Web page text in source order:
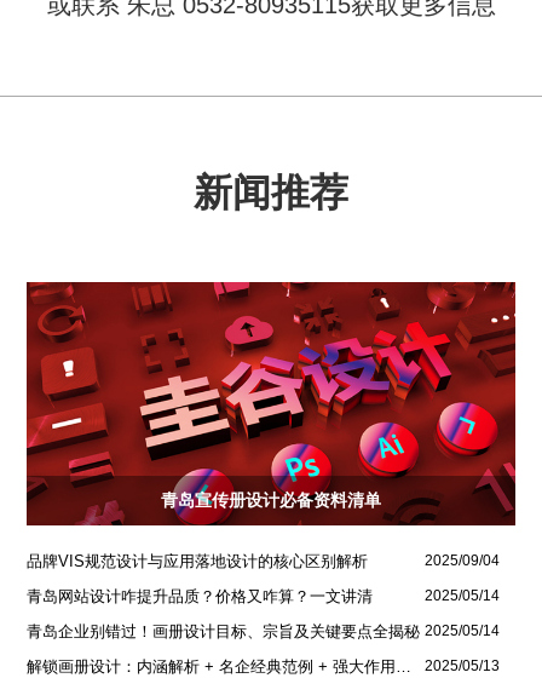
新闻推荐
青岛宣传册设计必备资料清单
品牌VIS规范设计与应用落地设计的核心区别解析 2025/09/04
青岛网站设计咋提升品质？价格又咋算？一文讲清 2025/05/14
青岛企业别错过！画册设计目标、宗旨及关键要点全揭秘 2025/05/14
解锁画册设计：内涵解析 + 名企经典范例 + 强大作用全揭秘 2025/05/13